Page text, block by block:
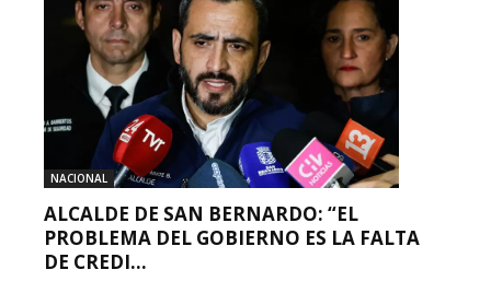
NACIONAL
ALCALDE DE SAN BERNARDO: “EL
PROBLEMA DEL GOBIERNO ES LA FALTA
DE CREDI...